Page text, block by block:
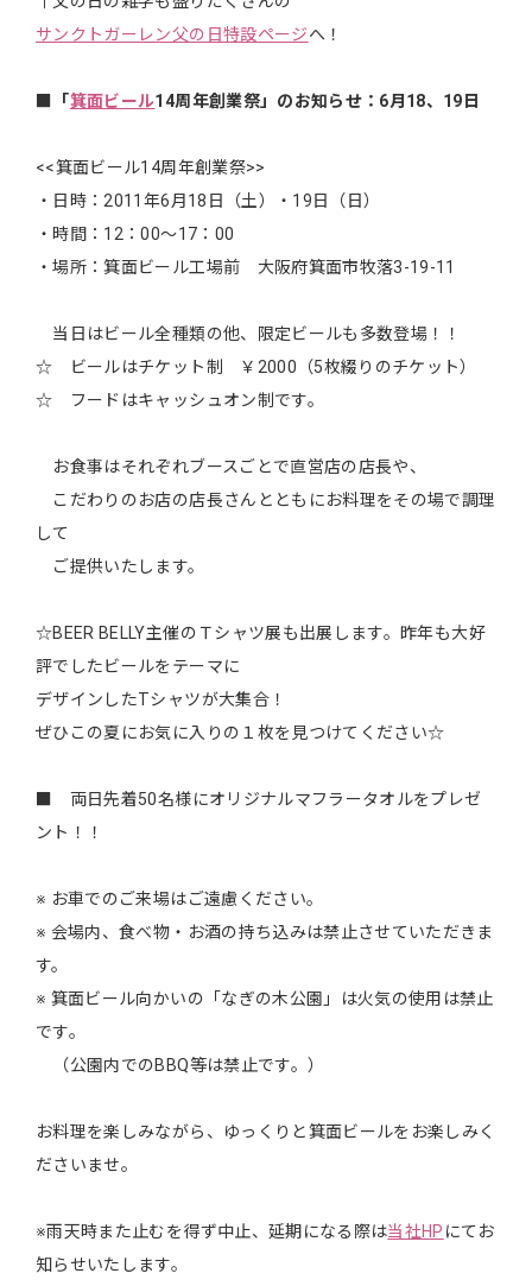
サンクトガーレン父の日特設ページへ！
■「箕面ビール14周年創業祭」のお知らせ：6月18、19日
<<箕面ビール14周年創業祭>>
・日時：2011年6月18日（土）・19日（日）
・時間：12：00〜17：00
・場所：箕面ビール工場前 大阪府箕面市牧落3-19-11
当日はビール全種類の他、限定ビールも多数登場！！
☆ ビールはチケット制 ￥2000（5枚綴りのチケット）
☆ フードはキャッシュオン制です。
お食事はそれぞれブースごとで直営店の店長や、
こだわりのお店の店長さんとともにお料理をその場で調理
して
ご提供いたします。
☆BEER BELLY主催のＴシャツ展も出展します。昨年も大好
評でしたビールをテーマに
デザインしたTシャツが大集合！
ぜひこの夏にお気に入りの１枚を見つけてください☆
■ 両日先着50名様にオリジナルマフラータオルをプレゼ
ント！！
※ お車でのご来場はご遠慮ください。
※ 会場内、食べ物・お酒の持ち込みは禁止させていただきま
す。
※ 箕面ビール向かいの「なぎの木公園」は火気の使用は禁止
です。
（公園内でのBBQ等は禁止です。）
お料理を楽しみながら、ゆっくりと箕面ビールをお楽しみく
ださいませ。
※雨天時また止むを得ず中止、延期になる際は当社HP にてお
知らせいたします。